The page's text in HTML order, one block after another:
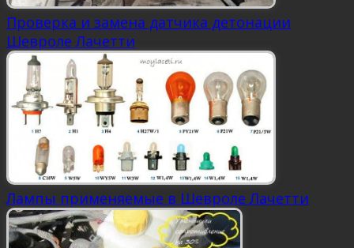
Проверка и замена датчика детонации
Шевроле Лачетти
Лампы применяемые в Шевроле Лачетти